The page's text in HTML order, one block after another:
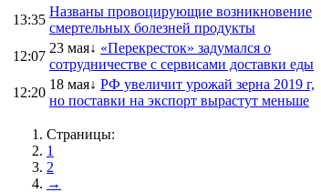
13:35
Названы провоцирующие возникновение
смертельных болезней продукты
12:07
23 мая↓ «Перекресток» задумался о
сотрудничестве с сервисами доставки еды
12:20
18 мая↓ РФ увеличит урожай зерна 2019 г,
но поставки на экспорт вырастут меньше
Страницы:
1
2
→